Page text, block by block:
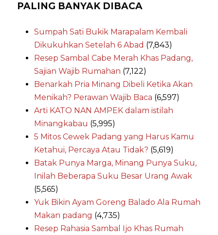
PALING BANYAK DIBACA
Sumpah Sati Bukik Marapalam Kembali
Dikukuhkan Setelah 6 Abad (7,843)
Resep Sambal Cabe Merah Khas Padang,
Sajian Wajib Rumahan (7,122)
Benarkah Pria Minang Dibeli Ketika Akan
Menikah? Perawan Wajib Baca (6,597)
Arti KATO NAN AMPEK dalam istilah
Minangkabau (5,995)
5 Mitos Cewek Padang yang Harus Kamu
Ketahui, Percaya Atau Tidak? (5,619)
Batak Punya Marga, Minang Punya Suku,
Inilah Beberapa Suku Besar Urang Awak
(5,565)
Yuk Bikin Ayam Goreng Balado Ala Rumah
Makan padang (4,735)
Resep Rahasia Sambal Ijo Khas Rumah